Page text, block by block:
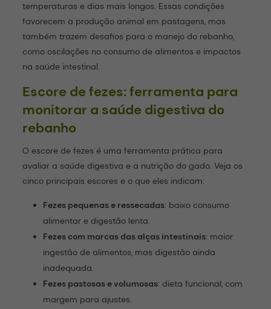
temperaturas e dias mais longos. Essas condições
favorecem a produção animal em pastagens, mas
também trazem desafios para o manejo do rebanho,
como oscilações no consumo de alimentos e impactos
na saúde intestinal.
Escore de fezes: ferramenta para
monitorar a saúde digestiva do
rebanho
O escore de fezes é uma ferramenta prática para
avaliar a saúde digestiva e a nutrição do gado. Veja os
cinco principais escores e o que eles indicam:
Fezes pequenas e ressecadas: baixo consumo
alimentar e digestão lenta.
Fezes com marcas das alças intestinais: maior
ingestão de alimentos, mas digestão ainda
inadequada.
Fezes pastosas e volumosas: dieta funcional, com
margem para ajustes.